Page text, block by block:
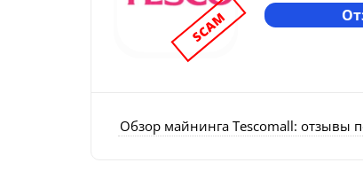
SCAM
Обзор майнинга Tescomall: отзывы